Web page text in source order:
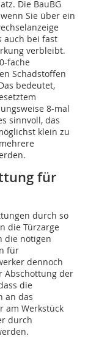
Die BauBG
Sie über ein
auch bei fast
verbleibt.
fache
Schadstoffen
bedeutet,
8-mal
sinnvoll, das
klein zu
für
durch so
die Türzarge
die nötigen
für
dennoch
Abschottung der
die
an das
am Werkstück
durch